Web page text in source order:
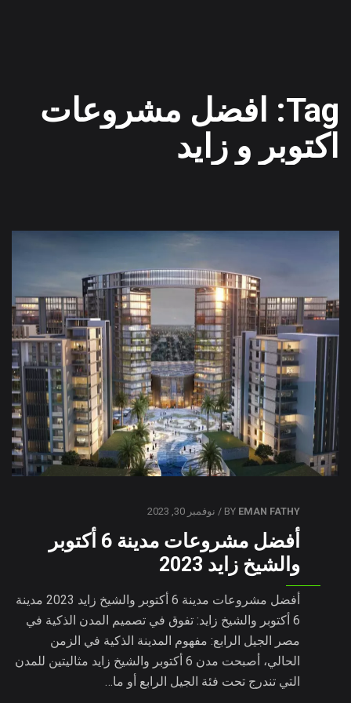
Tag: افضل مشروعات
اكتوبر و زايد
BY EMAN FATHY / نوفمبر 30, 2023
أفضل مشروعات مدينة 6 أكتوبر
والشيخ زايد 2023
أفضل مشروعات مدينة 6 أكتوبر والشيخ زايد 2023 مدينة
6 أكتوبر والشيخ زايد: تفوق في تصميم المدن الذكية في
مصر الجيل الرابع: مفهوم المدينة الذكية في الزمن
الحالي، أصبحت مدن 6 أكتوبر والشيخ زايد مثاليتين للمدن
التي تندرج تحت فئة الجيل الرابع أو ما…